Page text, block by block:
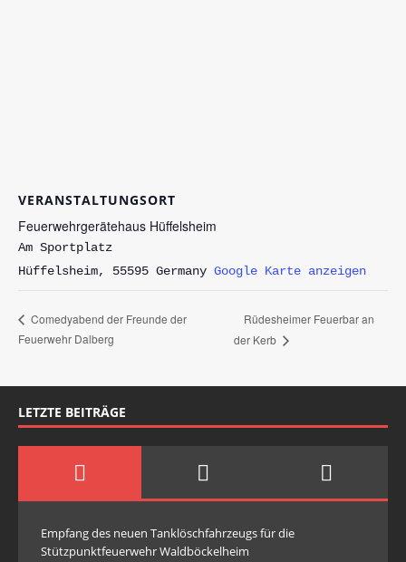
VERANSTALTUNGSORT
Feuerwehrgerätehaus Hüffelsheim
Am Sportplatz
Hüffelsheim, 55595 Germany Google Karte anzeigen
Comedyabend der Freunde der
Feuerwehr Dalberg
Rüdesheimer Feuerbar an
der Kerb
LETZTE BEITRÄGE
Empfang des neuen Tanklöschfahrzeugs für die
Stützpunktfeuerwehr Waldböckelheim